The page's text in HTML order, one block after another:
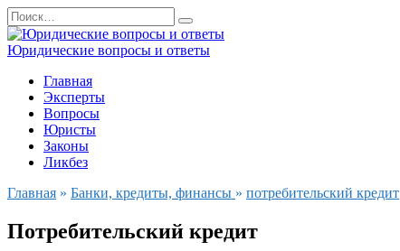
Перейти
к
содержанию
Search
for:
Юридические вопросы и ответы
Главная
Эксперты
Вопросы
Юристы
Законы
Ликбез
Главная » Банки, кредиты, финансы » потребительский кредит
Потребительский кредит